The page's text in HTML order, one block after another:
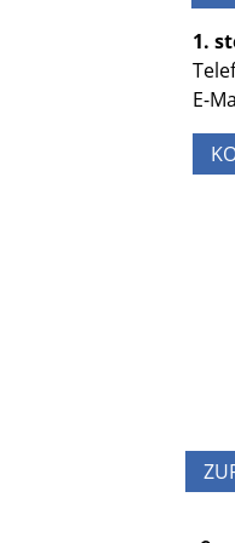
1.
E-